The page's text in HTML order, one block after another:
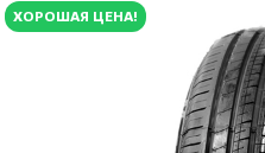
ХОРОШАЯ ЦЕНА!